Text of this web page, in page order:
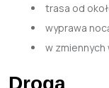
trasa od
wyprawa
w
Droga